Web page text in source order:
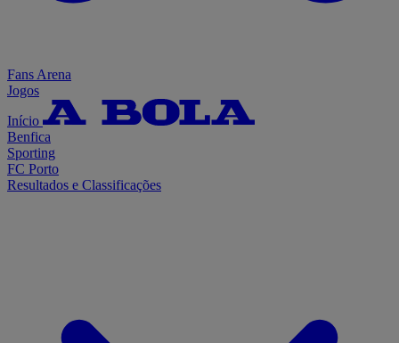
Fans Arena
Jogos
Início
Benfica
Sporting
FC Porto
Resultados e Classificações